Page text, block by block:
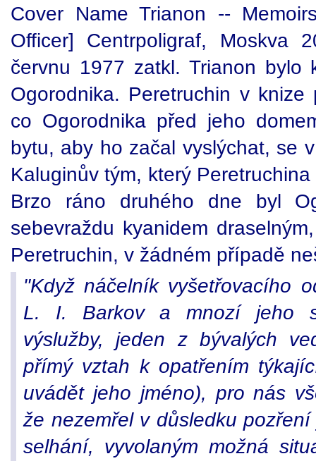
Cover Name Trianon --
Officer] Centrpoligraf, Moskva
červnu 1977 zatkl. Trianon bylo
Ogorodnika. Peretruchin v
co Ogorodnika před jeho
bytu, aby ho začal vyslýchat, se
Kaluginův tým, který
Brzo ráno druhého dne byl
sebevraždu kyanidem
Peretruchin, v žádném případě
"Když náčelník vyšetřovacího
L. I. Barkov a mnozí jeho
výslužby, jeden z bývalých
přímý vztah k opatřením
uvádět jeho jméno), pro nás
že nezemřel v důsledku
selhání, vyvolaným možná